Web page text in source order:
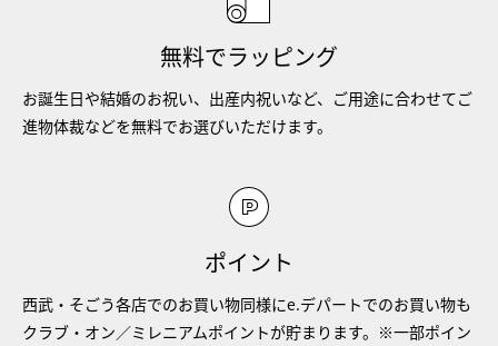
無料でラッピング
お誕生日や結婚のお祝い、出産内祝いなど、ご用途に合わせてご
進物体裁などを無料でお選びいただけます。
ポイント
西武・そごう各店でのお買い物同様にe.デパートでのお買い物も
クラブ・オン／ミレニアムポイントが貯まります。※一部ポイン